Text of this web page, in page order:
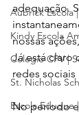
Aubrick Escola
Kindy Escola
Colégio CPV |
St. Nicholas
Escola Eduque
adequação.
nossas
Já está claro
redes
No período